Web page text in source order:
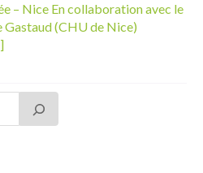
– Nice En collaboration avec le
Gastaud (CHU de Nice)